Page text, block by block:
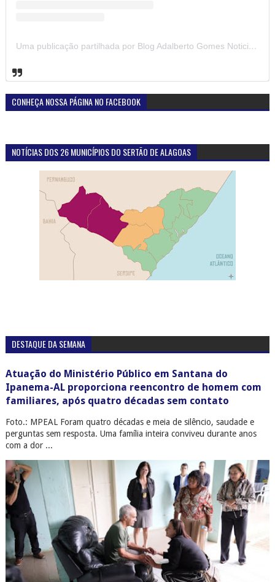
Uma publicação partilhada por Blog Adalberto Gomes Noticias (@blogadalbertogomesnoticiass)
CONHEÇA NOSSA PÁGINA NO FACEBOOK
NOTÍCIAS DOS 26 MUNICÍPIOS DO SERTÃO DE ALAGOAS
DESTAQUE DA SEMANA
Atuação do Ministério Público em Santana do
Ipanema-AL proporciona reencontro de homem com
familiares, após quatro décadas sem contato
Foto.: MPEAL Foram quatro décadas e meia de silêncio, saudade e
perguntas sem resposta. Uma família inteira conviveu durante anos
com a dor ...